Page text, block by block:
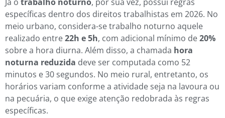
específicas dentro dos direitos trabalhistas em 2026. No
meio urbano, considera-se trabalho noturno aquele
realizado entre22h e 5h, com adicional mínimo de20%
sobre a hora diurna. Além disso, a chamada hora
noturna reduzida deve ser computada como 52
minutos e 30 segundos. No meio rural, entretanto, os
horários variam conforme a atividade seja na lavoura ou
na pecuária, o que exige atenção redobrada às regras
específicas.